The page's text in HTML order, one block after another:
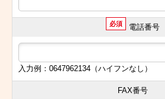
必須 電話番号
入力例：0647962134（ハイフンなし）
FAX番号